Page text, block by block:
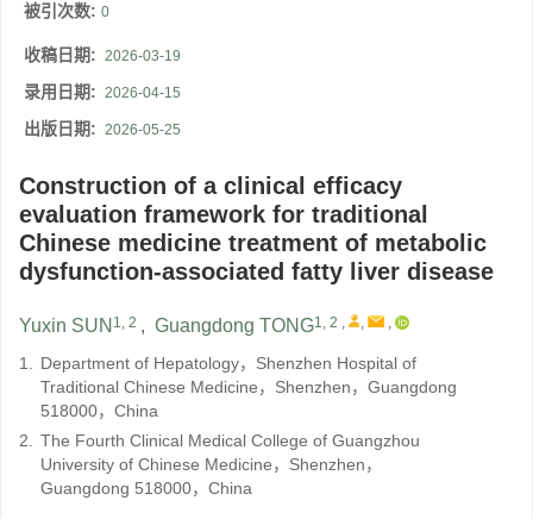
被引次数: 0
收稿日期: 2026-03-19
录用日期: 2026-04-15
出版日期: 2026-05-25
Construction of a clinical efficacy
evaluation framework for traditional
Chinese medicine treatment of metabolic
dysfunction-associated fatty liver disease
Yuxin SUN 1, 2 , Guangdong TONG1, 2 , , ,
1. Department of Hepatology，Shenzhen Hospital of
Traditional Chinese Medicine，Shenzhen，Guangdong
518000，China
2. The Fourth Clinical Medical College of Guangzhou
University of Chinese Medicine，Shenzhen，
Guangdong 518000，China